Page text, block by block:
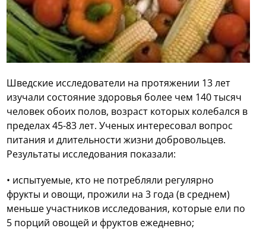
Шведские исследователи на протяжении 13 лет
изучали состояние здоровья более чем 140 тысяч
человек обоих полов, возраст которых колебался в
пределах 45-83 лет. Ученых интересовал вопрос
питания и длительности жизни добровольцев.
Результаты исследования показали:
• испытуемые, кто не потребляли регулярно
фрукты и овощи, прожили на 3 года (в среднем)
меньше участников исследования, которые ели по
5 порций овощей и фруктов ежедневно;